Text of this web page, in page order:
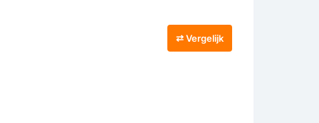
⇄ Vergelijk